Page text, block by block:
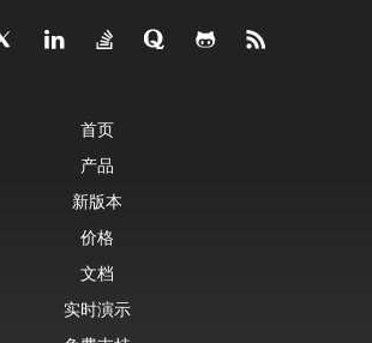
首页
产品
新版本
价格
文档
实时演示